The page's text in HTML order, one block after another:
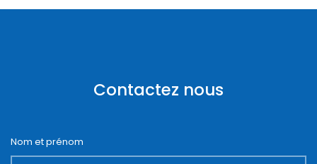
Contactez nous
Nom et prénom